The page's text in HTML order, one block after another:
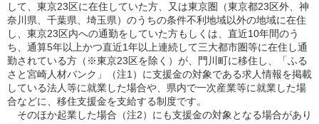
して、東京23区に在住していた方、又は東京圏（東京都23区外、神
奈川県、千葉県、埼玉県）のうちの条件不利地域以外の地域に在住
し、東京23区内への通勤をしていた方もしくは、直近10年間のう
ち、通算5年以上かつ直近1年以上連続して三大都市圏等に在住し通
勤されている方（※東京23区を除く）が、門川町に移住し、「ふる
さと宮崎人材バンク」（注1）に支援金の対象である求人情報を掲載
している法人等に就業した場合や、県内で一次産業等に就業した場
合などに、移住支援金を支給する制度です。
そのほか起業した場合（注2）にも支援金の対象となる場合があり